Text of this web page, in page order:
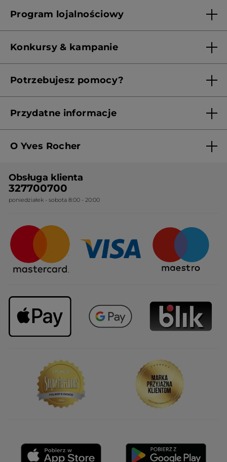
Franczyza
Program lojalnościowy
Konkursy & kampanie
Potrzebujesz pomocy?
Przydatne informacje
Polityka prywatności
Cennik
Ogólne warunki sprzedaży
Sposoby dostawy
Upominki firmowe
O Yves Rocher
Nasza wiedza botaniczna
Nasze zobowiązania
Najczęstsze pytania
Obsługa klienta
327700700
poniedziałek - sobota 8:00 - 20:00